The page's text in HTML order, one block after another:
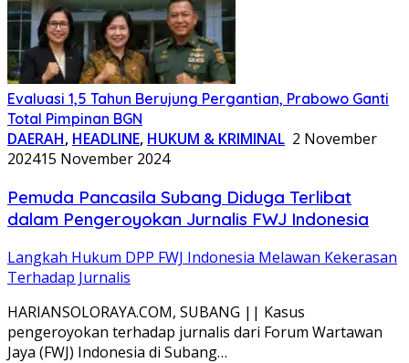
Evaluasi 1,5 Tahun Berujung Pergantian, Prabowo Ganti
Total Pimpinan BGN
DAERAH, HEADLINE, HUKUM & KRIMINAL 2 November
202415 November 2024
Pemuda Pancasila Subang Diduga Terlibat
dalam Pengeroyokan Jurnalis FWJ Indonesia
Langkah Hukum DPP FWJ Indonesia Melawan Kekerasan
Terhadap Jurnalis
HARIANSOLORAYA.COM, SUBANG || Kasus
pengeroyokan terhadap jurnalis dari Forum Wartawan
Jaya (FWJ) Indonesia di Subang…